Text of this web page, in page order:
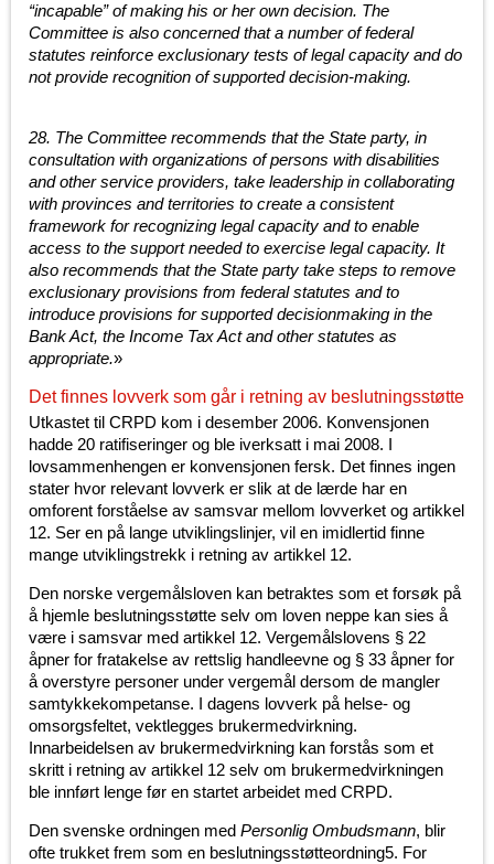
“incapable” of making his or her own decision. The
Committee is also concerned that a number of federal
statutes reinforce exclusionary tests of legal capacity and do
not provide recognition of supported decision-making.
28. The Committee recommends that the State party, in
consultation with organizations of persons with disabilities
and other service providers, take leadership in collaborating
with provinces and territories to create a consistent
framework for recognizing legal capacity and to enable
access to the support needed to exercise legal capacity. It
also recommends that the State party take steps to remove
exclusionary provisions from federal statutes and to
introduce provisions for supported decisionmaking in the
Bank Act, the Income Tax Act and other statutes as
appropriate.»
Det finnes lovverk som går i retning av beslutningsstøtte
Utkastet til CRPD kom i desember 2006. Konvensjonen
hadde 20 ratifiseringer og ble iverksatt i mai 2008. I
lovsammenhengen er konvensjonen fersk. Det finnes ingen
stater hvor relevant lovverk er slik at de lærde har en
omforent forståelse av samsvar mellom lovverket og artikkel
12. Ser en på lange utviklingslinjer, vil en imidlertid finne
mange utviklingstrekk i retning av artikkel 12.
Den norske vergemålsloven kan betraktes som et forsøk på
å hjemle beslutningsstøtte selv om loven neppe kan sies å
være i samsvar med artikkel 12. Vergemålslovens § 22
åpner for fratakelse av rettslig handleevne og § 33 åpner for
å overstyre personer under vergemål dersom de mangler
samtykkekompetanse. I dagens lovverk på helse- og
omsorgsfeltet, vektlegges brukermedvirkning.
Innarbeidelsen av brukermedvirkning kan forstås som et
skritt i retning av artikkel 12 selv om brukermedvirkningen
ble innført lenge før en startet arbeidet med CRPD.
Den svenske ordningen med Personlig Ombudsmann, blir
ofte trukket frem som en beslutningsstøtteordning5. For